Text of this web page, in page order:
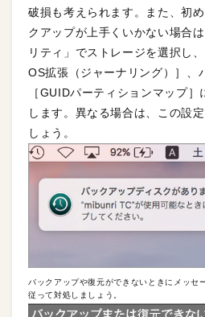
破損も考えられます。また、初
クアップが上手くいかない場合
リティ」でストレージを選択し
OS拡張（ジャーナリング）］、
［GUIDパーティションマップ
します。異なる場合は、この設
しょう。
バックアップや復元ができないときにメッセ
従って対処しましょう。